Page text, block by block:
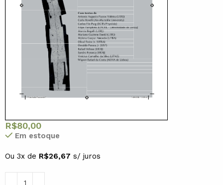
R$80,00
Em estoque
Ou 3x de R$26,67 s/ juros